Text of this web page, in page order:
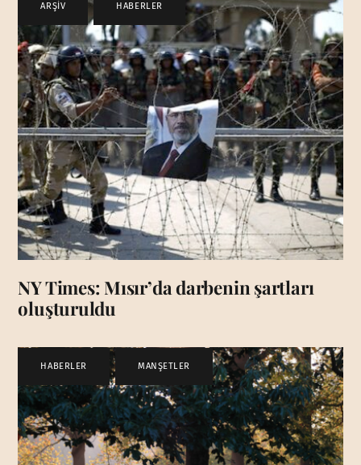
ARŞİV , HABERLER
NY Times: Mısır’da darbenin şartları
oluşturuldu
HABERLER , MANŞETLER